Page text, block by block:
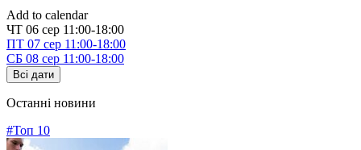
Add to calendar
ЧТ 06 сер 11:00-18:00
ПТ 07 сер 11:00-18:00
СБ 08 сер 11:00-18:00
Всі дати
Останні новини
#Топ 10